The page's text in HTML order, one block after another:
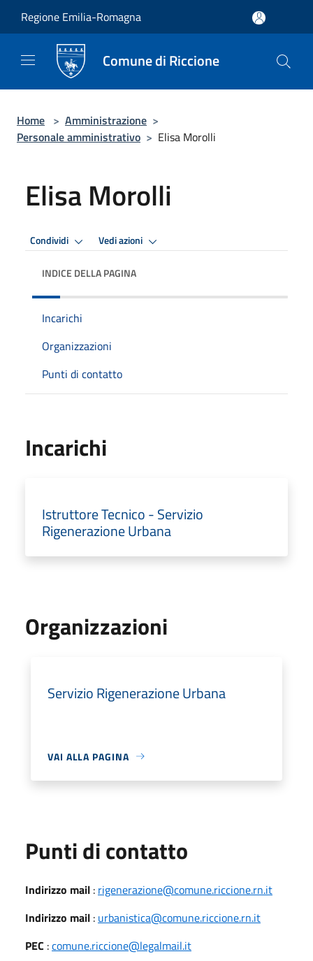
Regione Emilia-Romagna
Comune di Riccione
Home > Amministrazione >
Personale amministrativo > Elisa Morolli
Elisa Morolli
Condividi Vedi azioni
INDICE DELLA PAGINA
Incarichi
Organizzazioni
Punti di contatto
Incarichi
Istruttore Tecnico - Servizio
Rigenerazione Urbana
Organizzazioni
Servizio Rigenerazione Urbana
VAI ALLA PAGINA
Punti di contatto
Indirizzo mail : rigenerazione@comune.riccione.rn.it
Indirizzo mail : urbanistica@comune.riccione.rn.it
PEC :comune.riccione@legalmail.it